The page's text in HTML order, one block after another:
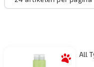
Wassen en
All